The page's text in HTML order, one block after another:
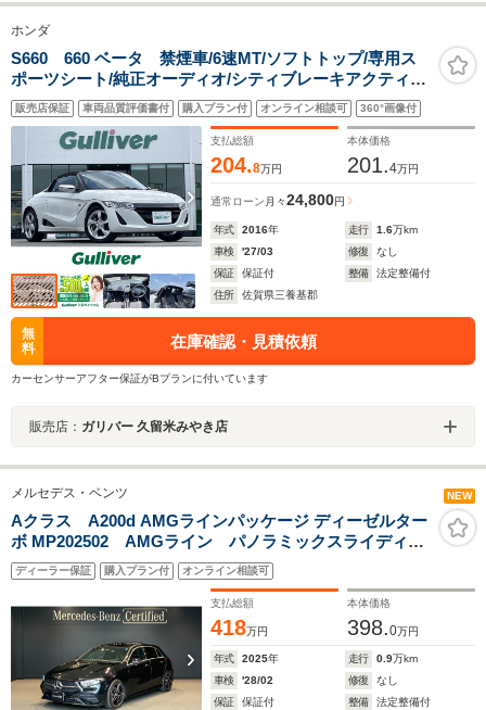
ホンダ
S660 660 ベータ 禁煙車/6速MT/ソフトトップ/専用ス
ポーツシート/純正オーディオ/シティブレーキアクティブ
システム/純正アルミホイール(フロント15インチ/リア16
インチ)/LEDヘッドライト/フロアマット/ステアリングリ
モコン
販売店保証 車両品質評価書付 購入プラン付 オンライン相談可 360°画像付
支払総額
204.8万円
本体価格
201.4万円
通常ローン 月々24,800円
年式 2016年 走行 1.6万km
車検
'27/03 修復
なし
保証
保証付 整備
法定整備付
住所
佐賀県三養基郡
無
料
在庫確認・見積依頼
カーセンサーアフター保証がBプランに付いています
販売店： ガリバー 久留米みやき店
メルセデス・ベンツ NEW
Aクラス A200d AMGラインパッケージ ディーゼルター
ボ MP202502 AMGライン パノラミックスライディン
グルーフ アンビエントライト 18インチアルミ ワイ
ヤレスチャージング キーレスゴー スマートキー 電
動シート シートヒーター バックモニター 全周囲セ
ンサー ETC2.0
ディーラー保証 購入プラン付 オンライン相談可
支払総額
418万円
本体価格
398.0万円
年式 2025年 走行 0.9万km
車検
'28/02 修復
なし
保証
保証付 整備
法定整備付